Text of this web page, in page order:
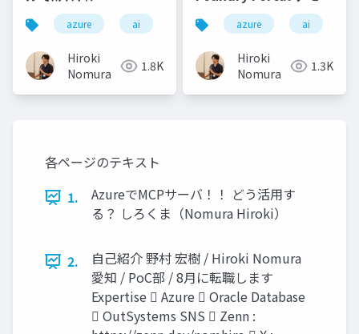
azure ai
Hiroki
Nomura
1.8K
azure ai
Hiroki
Nomura
1.3K
各ページのテキスト
1.
AzureでMCPサーバ！！ どう活用す
る？ しろくま（Nomura Hiroki）
2.
自己紹介 野村 宏樹 / Hiroki Nomura
愛知 / PoC部 / 8月に転職します
Expertise  Azure  Oracle Database
 OutSystems SNS  Zenn :